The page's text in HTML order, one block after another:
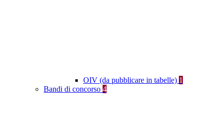
OIV (da pubblicare in tabelle) 1
Bandi di concorso 4